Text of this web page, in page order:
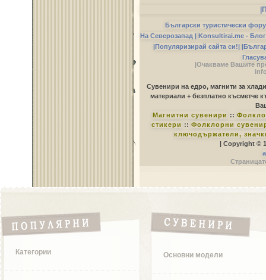
Български туристически
На Северозапад | Konsultirai.me -
|Популяризирай сайта си!|
|Очакваме Вашите
Сувенири на едро, магнити за
материали + безплатно късметче
Магнитни сувенири ::
стикери :: Фолклорни
ключодържатели,
| Copyright ©
Категории Основни модели